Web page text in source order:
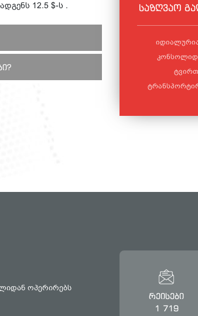
12.5 $-ს .
საზღვაო
ოპერირებს
რეისები
1 719